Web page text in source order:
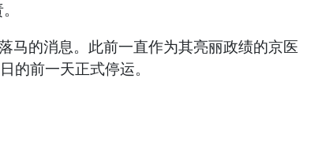
马的消息。此前一直作为其亮丽政绩的京医
的前一天正式停运。